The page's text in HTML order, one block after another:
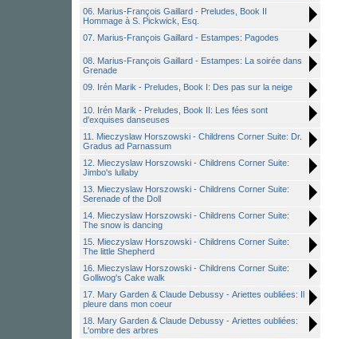
06. Marius-François Gaillard - Preludes, Book II
Hommage à S. Pickwick, Esq.
07. Marius-François Gaillard - Estampes: Pagodes
08. Marius-François Gaillard - Estampes: La soirée dans
Grenade
09. Irén Marik - Preludes, Book I: Des pas sur la neige
10. Irén Marik - Preludes, Book II: Les fées sont
d'exquises danseuses
11. Mieczyslaw Horszowski - Childrens Corner Suite: Dr.
Gradus ad Parnassum
12. Mieczyslaw Horszowski - Childrens Corner Suite:
Jimbo's lullaby
13. Mieczyslaw Horszowski - Childrens Corner Suite:
Serenade of the Doll
14. Mieczyslaw Horszowski - Childrens Corner Suite:
The snow is dancing
15. Mieczyslaw Horszowski - Childrens Corner Suite:
The little Shepherd
16. Mieczyslaw Horszowski - Childrens Corner Suite:
Golliwog's Cake walk
17. Mary Garden & Claude Debussy - Ariettes oubliées: Il
pleure dans mon coeur
18. Mary Garden & Claude Debussy - Ariettes oubliées:
L'ombre des arbres